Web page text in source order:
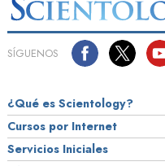
SÍGUENOS
¿Qué es Scientology?
Cursos por Internet
Servicios Iniciales